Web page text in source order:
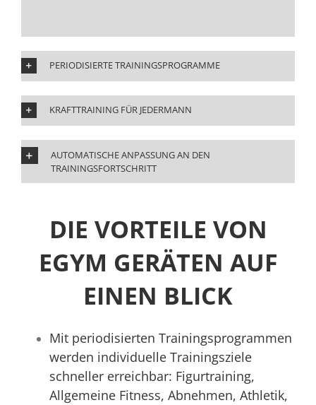
PERIODISIERTE TRAININGSPROGRAMME
KRAFTTRAINING FÜR JEDERMANN
AUTOMATISCHE ANPASSUNG AN DEN
TRAININGSFORTSCHRITT
DIE VORTEILE VON
EGYM GERÄTEN AUF
EINEN BLICK
Mit periodisierten Trainingsprogrammen
werden individuelle Trainingsziele
schneller erreichbar: Figurtraining,
Allgemeine Fitness, Abnehmen, Athletik,